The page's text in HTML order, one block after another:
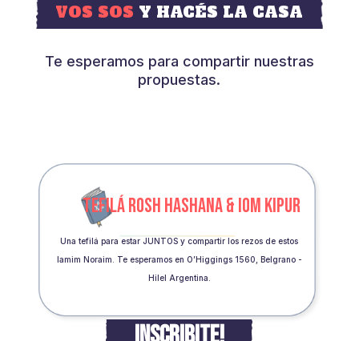
VOS SOS Y HACÉS LA CASA
Te esperamos para compartir nuestras
propuestas.
TEFILÁ ROSH HASHANA & IOM KIPUR
Una tefilá para estar JUNTOS y compartir los rezos de estos
Iamim Noraim. Te esperamos en O’Higgings 1560, Belgrano -
Hilel Argentina.